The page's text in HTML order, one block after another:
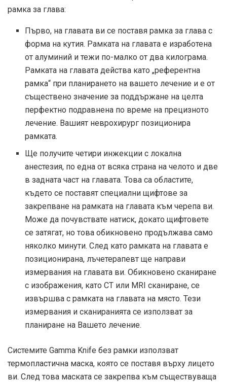
рамка за глава:
Първо, на главата ви се поставя рамка за глава с
форма на кутия. Рамката на главата е изработена
от алуминий и тежи по-малко от два килограма.
Рамката на главата действа като „референтна
рамка“ при планирането на вашето лечение и е от
съществено значение за поддържане на целта
перфектно подравнена по време на прецизното
лечение. Вашият неврохирург позиционира
рамката.
Ще получите четири инжекции с локална
анестезия, по една от всяка страна на челото и две
в задната част на главата. Това са областите,
където се поставят специални щифтове за
закрепване на рамката на главата към черепа ви.
Може да почувствате натиск, докато щифтовете
се затягат, но това обикновено продължава само
няколко минути. След като рамката на главата е
позиционирана, лъчетерапевт ще направи
измервания на главата ви. Обикновено сканиране
с изображения, като CT или MRI сканиране, се
извършва с рамката на главата на място. Тези
измервания и сканиранията се използват за
планиране на Вашето лечение.
Системите Gamma Knife без рамки използват
термопластична маска, която се поставя върху лицето
ви. След това маската се закрепва към съществуваща